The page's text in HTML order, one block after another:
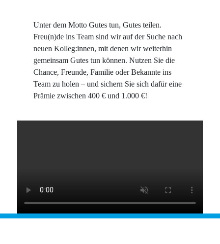
Unter dem Motto Gutes tun, Gutes teilen.
Freu(n)de ins Team sind wir auf der Suche nach
neuen Kolleg:innen, mit denen wir weiterhin
gemeinsam Gutes tun können. Nutzen Sie die
Chance, Freunde, Familie oder Bekannte ins
Team zu holen – und sichern Sie sich dafür eine
Prämie zwischen 400 €und 1.000 €!